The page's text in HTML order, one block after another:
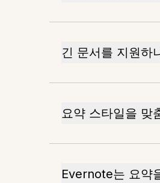
긴 문서를 지원하
요약 스타일을 맞
Evernote는 요약